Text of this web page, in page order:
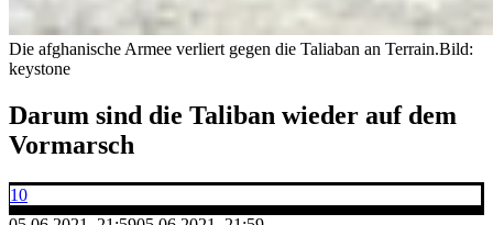
Die afghanische Armee verliert gegen die Taliaban an Terrain.Bild:
keystone
Darum sind die Taliban wieder auf dem
Vormarsch
10